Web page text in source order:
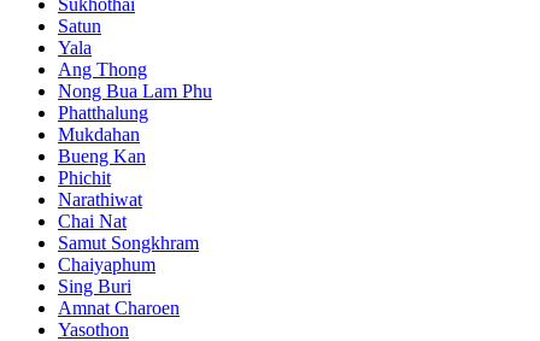
Satun
Yala
Ang Thong
Nong Bua Lam Phu
Phatthalung
Mukdahan
Bueng Kan
Phichit
Narathiwat
Chai Nat
Samut Songkhram
Chaiyaphum
Sing Buri
Amnat Charoen
Yasothon